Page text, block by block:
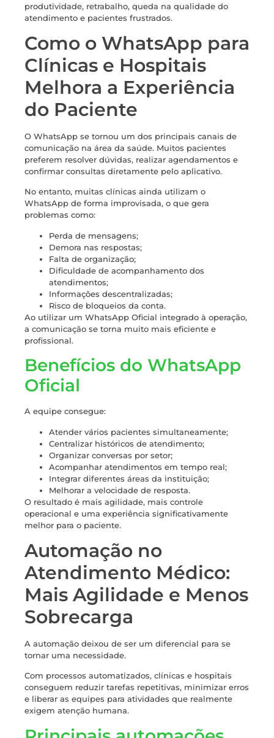
produtividade, retrabalho, queda na qualidade do
atendimento e pacientes frustrados.
Como o WhatsApp para
Clínicas e Hospitais
Melhora a Experiência
do Paciente
O WhatsApp se tornou um dos principais canais de
comunicação na área da saúde. Muitos pacientes
preferem resolver dúvidas, realizar agendamentos e
confirmar consultas diretamente pelo aplicativo.
No entanto, muitas clínicas ainda utilizam o
WhatsApp de forma improvisada, o que gera
problemas como:
Perda de mensagens;
Demora nas respostas;
Falta de organização;
Dificuldade de acompanhamento dos
atendimentos;
Informações descentralizadas;
Risco de bloqueios da conta.
Ao utilizar um WhatsApp Oficial integrado à operação,
a comunicação se torna muito mais eficiente e
profissional.
Benefícios do WhatsApp
Oficial
A equipe consegue:
Atender vários pacientes simultaneamente;
Centralizar históricos de atendimento;
Organizar conversas por setor;
Acompanhar atendimentos em tempo real;
Integrar diferentes áreas da instituição;
Melhorar a velocidade de resposta.
O resultado é mais agilidade, mais controle
operacional e uma experiência significativamente
melhor para o paciente.
Automação no
Atendimento Médico:
Mais Agilidade e Menos
Sobrecarga
A automação deixou de ser um diferencial para se
tornar uma necessidade.
Com processos automatizados, clínicas e hospitais
conseguem reduzir tarefas repetitivas, minimizar erros
e liberar as equipes para atividades que realmente
exigem atenção humana.